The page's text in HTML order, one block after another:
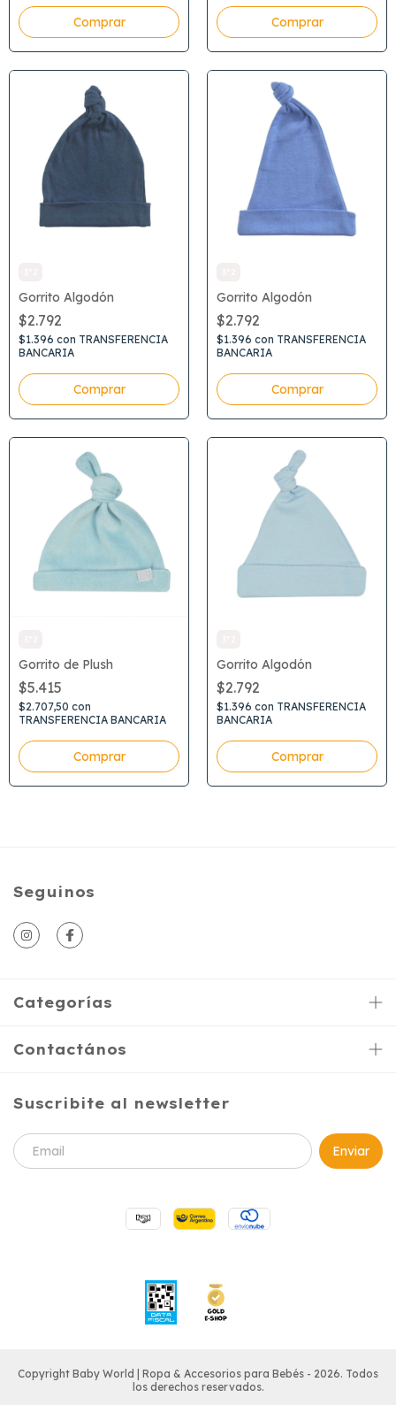
Comprar Comprar
Gorrito Algodón
$2.792
$1.396 con TRANSFERENCIA
BANCARIA
Comprar
Gorrito Algodón
$2.792
$1.396 con TRANSFERENCIA
BANCARIA
Comprar
Gorrito de Plush
$5.415
$2.707,50 con
TRANSFERENCIA BANCARIA
Gorrito Algodón
$2.792
$1.396 con TRANSFERENCIA
BANCARIA
Comprar
Seguinos
Categorías
Contactános
Suscribite al newsletter
Copyright Baby World | Ropa & Accesorios para Bebés - 2026. Todos
los derechos reservados.